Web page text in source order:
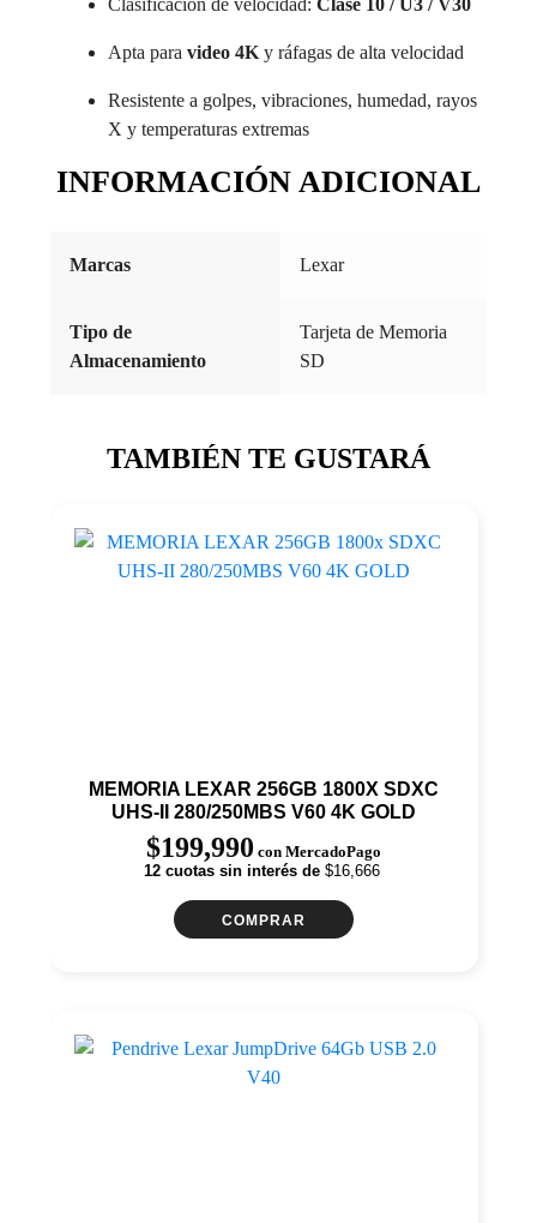
Clasificación de velocidad: Clase 10 / U3 / V30
Apta para video 4Ky ráfagas de alta velocidad
Resistente a golpes, vibraciones, humedad, rayos
X y temperaturas extremas
INFORMACIÓN ADICIONAL
Marcas Lexar
Tipo de
Almacenamiento
Tarjeta de Memoria
SD
TAMBIÉN TE GUSTARÁ
MEMORIA LEXAR 256GB 1800X SDXC
UHS-II 280/250MBS V60 4K GOLD
$199,990 con MercadoPago
12 cuotas sin interés de $16,666
COMPRAR